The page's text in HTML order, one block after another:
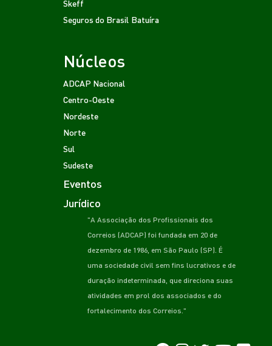
Skeff
Seguros do Brasil Batuíra
Núcleos
ADCAP Nacional
Centro-Oeste
Nordeste
Norte
Sul
Sudeste
Eventos
Jurídico
"A Associação dos Profissionais dos
Correios (ADCAP) foi fundada em 20 de
dezembro de 1986, em São Paulo (SP). É
uma sociedade civil sem fins lucrativos e de
duração indeterminada, que direciona suas
atividades em prol dos associados e do
fortalecimento dos Correios."